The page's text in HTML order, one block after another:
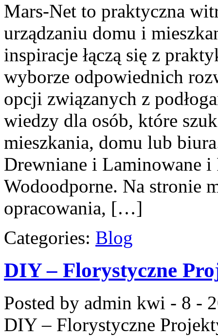
Mars-Net to praktyczna
urządzaniu domu i
inspiracje łączą się z
wyborze odpowiednich
opcji związanych z
wiedzy dla osób, które
mieszkania, domu lub
Drewniane i Laminowane
Wodoodporne. Na stronie
opracowania, […]
Categories: Blog
DIY – Florystyczne
Posted by admin kwi - 8 -
DIY – Florystyczne